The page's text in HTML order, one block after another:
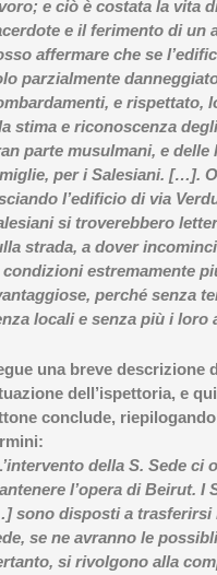
e ciò è costata la vita
e il ferimento di un
affermare che se
parzialmente
e rispettato,
stima e riconoscenza
parte musulmani, e delle
per i Salesiani. […].
l’edificio di via
si troverebbero
strada, a dover
estremamente
perché senza
locali e senza più i loro
una breve descrizione
dell’ispettoria, e
conclude,
della S. Sede ci
l’opera di Beirut. I
sono disposti a trasferirsi
se ne avranno le
si rivolgono alla